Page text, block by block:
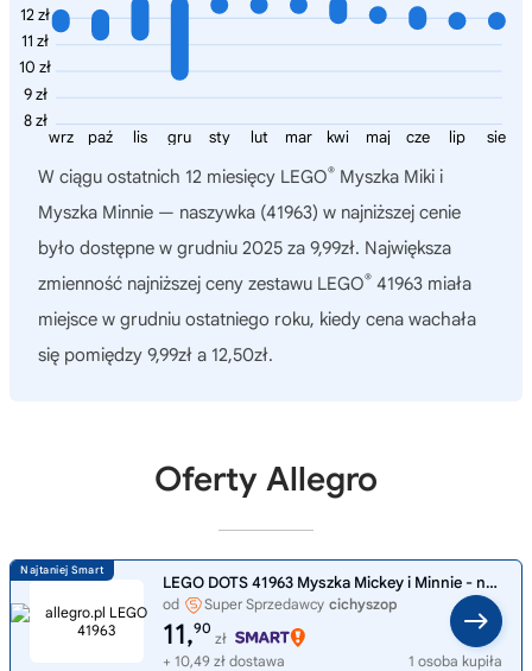
12 zł
11 zł
10 zł
9 zł
8 zł
sie
lip
cze
maj
kwi
mar
lut
sty
gru
lis
paź
wrz
W ciągu ostatnich 12 miesięcy LEGO® Myszka Miki i
Myszka Minnie — naszywka (41963) w najniższej cenie
było dostępne w grudniu 2025 za 9,99zł. Największa
zmienność najniższej ceny zestawu LEGO® 41963 miała
miejsce w grudniu ostatniego roku, kiedy cena wachała
się pomiędzy 9,99zł a 12,50zł.
Oferty Allegro
LEGO DOTS 41963 Myszka Mickey i Minnie - naszywka
od Super Sprzedawcy cichyszop
11,90
zł
+ 10,49 zł dostawa
1 osoba kupiła